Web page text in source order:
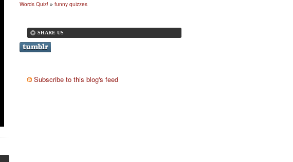
Words Quiz! » funny quizzes
SHARE US
Subscribe to this blog's feed